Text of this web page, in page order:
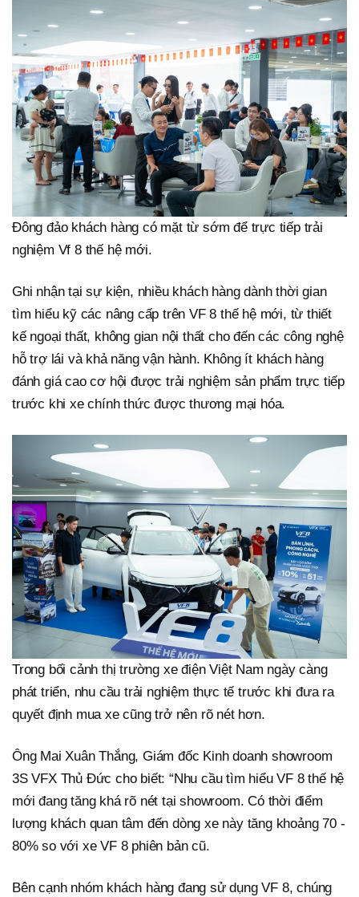
Đông đảo khách hàng có mặt từ sớm để trực tiếp trải
nghiệm Vf 8 thế hệ mới.
Ghi nhận tại sự kiện, nhiều khách hàng dành thời gian
tìm hiểu kỹ các nâng cấp trên VF 8 thế hệ mới, từ thiết
kế ngoại thất, không gian nội thất cho đến các công nghệ
hỗ trợ lái và khả năng vận hành. Không ít khách hàng
đánh giá cao cơ hội được trải nghiệm sản phẩm trực tiếp
trước khi xe chính thức được thương mại hóa.
Trong bối cảnh thị trường xe điện Việt Nam ngày càng
phát triển, nhu cầu trải nghiệm thực tế trước khi đưa ra
quyết định mua xe cũng trở nên rõ nét hơn.
Ông Mai Xuân Thắng, Giám đốc Kinh doanh showroom
3S VFX Thủ Đức cho biết: “Nhu cầu tìm hiểu VF 8 thế hệ
mới đang tăng khá rõ nét tại showroom. Có thời điểm
lượng khách quan tâm đến dòng xe này tăng khoảng 70 -
80% so với xe VF 8 phiên bản cũ.
Bên cạnh nhóm khách hàng đang sử dụng VF 8, chúng